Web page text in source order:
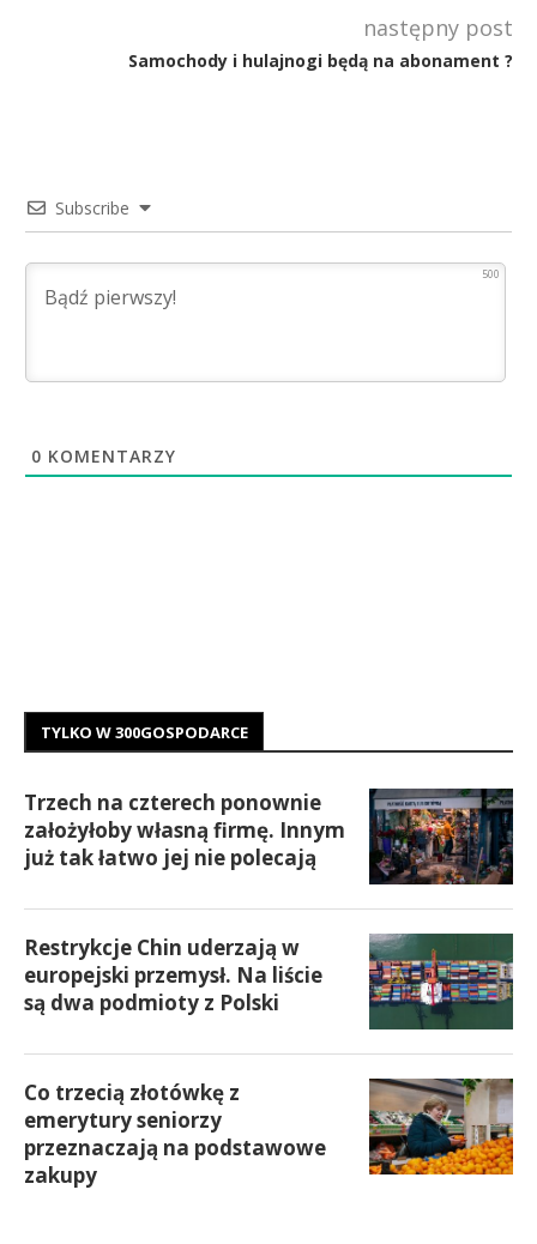
następny post
Samochody i hulajnogi będą na abonament ?
Subscribe
500
0 KOMENTARZY
TYLKO W 300GOSPODARCE
Trzech na czterech ponownie
założyłoby własną firmę. Innym
już tak łatwo jej nie polecają
Restrykcje Chin uderzają w
europejski przemysł. Na liście
są dwa podmioty z Polski
Co trzecią złotówkę z
emerytury seniorzy
przeznaczają na podstawowe
zakupy